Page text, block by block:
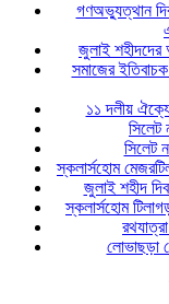
গণঅভ্যুত্থান
জুলাই শহীদদের
সমাজের
১১ দলীয়
সিলেট
সিলেট
স্কলার্সহোম
জুলাই শহীদ
স্কলার্সহোম
লোভাছড়া